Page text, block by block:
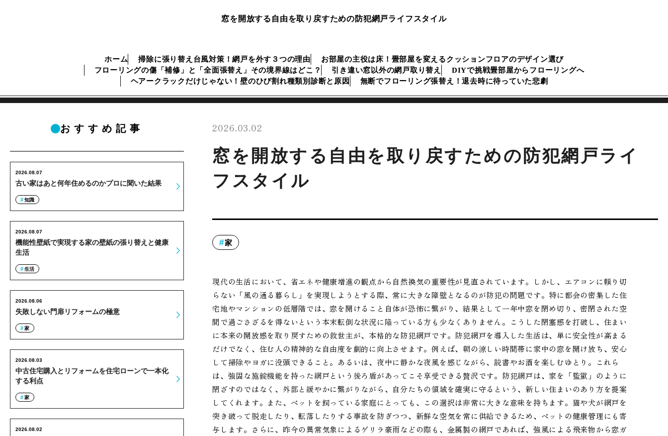
窓を開放する自由を取り戻すための防犯網戸ライフスタイル
ホーム 掃除に張り替え台風対策！網戸を外す３つの理由
お部屋の主役は床！畳部屋を変えるクッションフロアのデザイン選び
フローリングの傷「補修」と「全面張替え」その境界線はどこ？
引き違い窓以外の網戸取り替え
DIYで挑戦畳部屋からフローリングへ
ヘアークラックだけじゃない！壁のひび割れ種類別診断と原因
無断でフローリング張替え！退去時に待っていた悲劇
2026.03.02
窓を開放する自由を取り戻すための防犯網戸ライ
フスタイル
家
現代の生活において、省エネや健康増進の観点から自然換気の重要性が見直されています。しかし、エアコンに頼り切
らない「風の通る暮らし」を実現しようとする際、常に大きな障壁となるのが防犯の問題です。特に都会の密集した住
宅地やマンションの低層階では、窓を開けること自体が恐怖に繋がり、結果として一年中窓を閉め切り、密閉された空
間で過ごさざるを得ないという本末転倒な状況に陥っている方も少なくありません。こうした閉塞感を打破し、住まい
に本来の開放感を取り戻すための救世主が、本格的な防犯網戸です。防犯網戸を導入した生活は、単に安全性が高まる
だけでなく、住む人の精神的な自由度を劇的に向上させます。例えば、朝の涼しい時間帯に家中の窓を開け放ち、安心
して掃除やヨガに没頭できること。あるいは、夜中に静かな夜風を感じながら、読書やお酒を楽しむゆとり。これら
は、強固な施錠機能を持った網戸という後ろ盾があってこそ享受できる贅沢です。防犯網戸は、家を「監獄」のように
閉ざすのではなく、外部と緩やかに繋がりながら、自分たちの領域を確実に守るという、新しい住まいのあり方を提案
してくれます。また、ペットを飼っている家庭にとっても、この選択は非常に大きな意味を持ちます。猫や犬が網戸を
突き破って脱走したり、転落したりする事故を防ぎつつ、新鮮な空気を常に供給できるため、ペットの健康管理にも寄
与します。さらに、昨今の異常気象によるゲリラ豪雨などの際も、金属製の網戸であれば、強風による飛来物から窓ガ
おすすめ記事
古い家はあと何年住めるのかプロに聞いた結果
2026.08.07
知識
機能性壁紙で実現する家の壁紙の張り替えと健康
生活
2026.08.07
生活
失敗しない門扉リフォームの極意
2026.08.06
家
中古住宅購入とリフォームを住宅ローンで一本化
する利点
2026.08.03
家
2026.08.02